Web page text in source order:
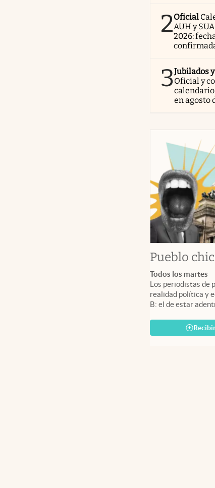
2Oficial
AUH y
2026:
3Jubilados
Oficial y
calendario
en agosto
Pueblo
Todos los martes
Los periodistas de
realidad política y
B: el de estar